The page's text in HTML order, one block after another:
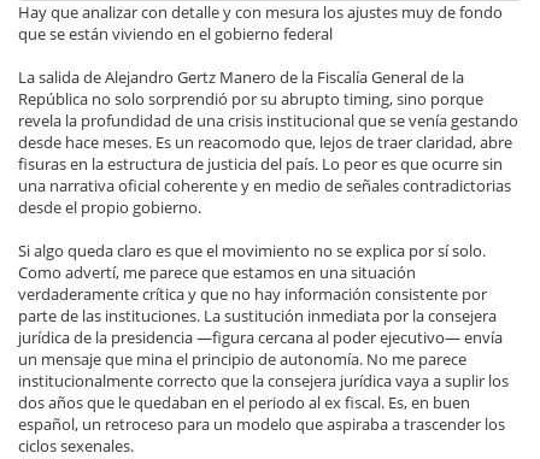
Hay que analizar con detalle y con mesura los ajustes muy de fondo
que se están viviendo en el gobierno federal
La salida de Alejandro Gertz Manero de la Fiscalía General de la
República no solo sorprendió por su abrupto timing, sino porque
revela la profundidad de una crisis institucional que se venía gestando
desde hace meses. Es un reacomodo que, lejos de traer claridad, abre
fisuras en la estructura de justicia del país. Lo peor es que ocurre sin
una narrativa oficial coherente y en medio de señales contradictorias
desde el propio gobierno.
Si algo queda claro es que el movimiento no se explica por sí solo.
Como advertí, me parece que estamos en una situación
verdaderamente crítica y que no hay información consistente por
parte de las instituciones. La sustitución inmediata por la consejera
jurídica de la presidencia —figura cercana al poder ejecutivo— envía
un mensaje que mina el principio de autonomía. No me parece
institucionalmente correcto que la consejera jurídica vaya a suplir los
dos años que le quedaban en el periodo al ex fiscal. Es, en buen
español, un retroceso para un modelo que aspiraba a trascender los
ciclos sexenales.